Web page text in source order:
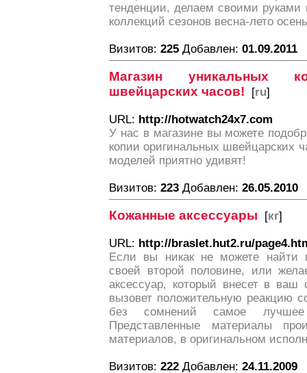
тенденции, делаем своими
коллекций сезонов весна-лето
Визитов: 225 Добавлен: 01.09.2011
Магазин уникальных
швейцарских часов! [ru]
URL: http://hotwatch24x7.com
У нас в магазине вы можете
копии оригинальных швейцарских
моделей приятно удивят!
Визитов: 223 Добавлен: 26.05.2010
Кожанные аксессуары [кг]
URL: http://braslet.hut2.ru/
Если вы никак не можете найти
своей второй половине, или
аксессуар, который внесет в ваш
вызовет положительную реакцию
без сомнений самое
Представленные материалы
материалов, в оригинальном
Визитов: 222 Добавлен: 24.11.2009